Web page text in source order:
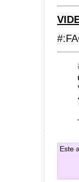
Este